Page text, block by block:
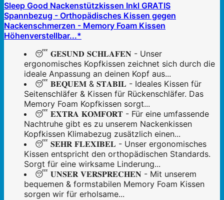
Sleep Good Nackenstützkissen Inkl GRATIS
Spannbezug - Orthopädisches Kissen gegen
Nackenschmerzen - Memory Foam Kissen
Höhenverstellbar...*
😴 𝐆𝐄𝐒𝐔𝐍𝐃 𝐒𝐂𝐇𝐋𝐀𝐅𝐄𝐍 - Unser
ergonomisches Kopfkissen zeichnet sich durch die
ideale Anpassung an deinen Kopf aus...
😴 𝐁𝐄𝐐𝐔𝐄𝐌 & 𝐒𝐓𝐀𝐁𝐈𝐋 - Ideales Kissen für
Seitenschläfer & Kissen für Rückenschläfer. Das
Memory Foam Kopfkissen sorgt...
😴 𝐄𝐗𝐓𝐑𝐀 𝐊𝐎𝐌𝐅𝐎𝐑𝐓 - Für eine umfassende
Nachtruhe gibt es zu unserem Nackenkissen
Kopfkissen Klimabezug zusätzlich einen...
😴 𝐒𝐄𝐇𝐑 𝐅𝐋𝐄𝐗𝐈𝐁𝐄𝐋 - Unser ergonomisches
Kissen entspricht den orthopädischen Standards.
Sorgt für eine wirksame Linderung...
😴 𝐔𝐍𝐒𝐄𝐑 𝐕𝐄𝐑𝐒𝐏𝐑𝐄𝐂𝐇𝐄𝐍 - Mit unserem
bequemen & formstabilen Memory Foam Kissen
sorgen wir für erholsame...